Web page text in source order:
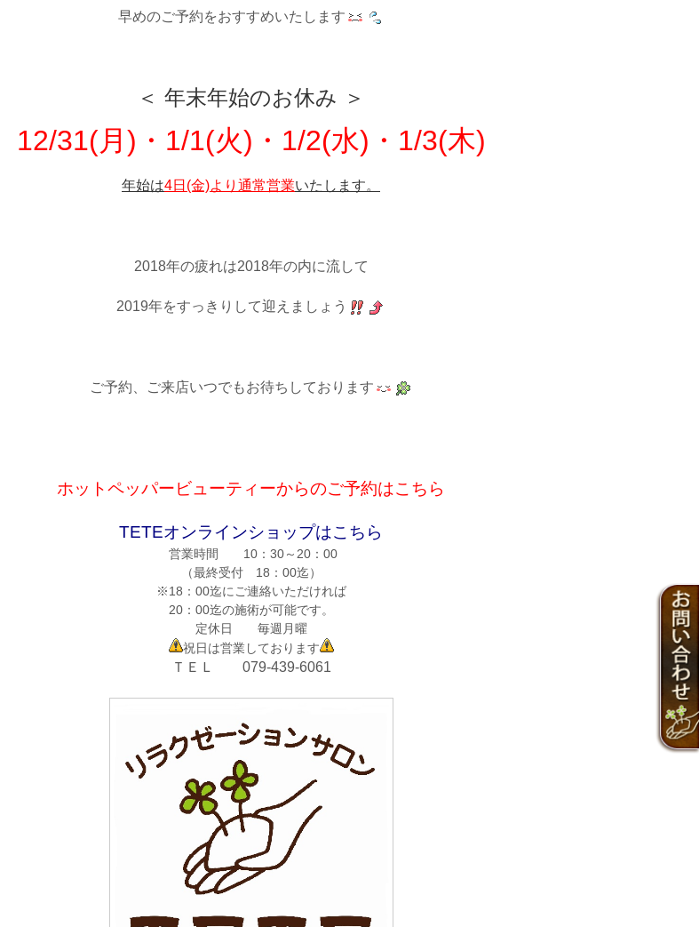
早めのご予約をおすすめいたします
＜ 年末年始のお休み ＞
12/31(月)・1/1(火)・1/2(水)・1/3(木)
年始は4日(金)より通常営業いたします。
2018年の疲れは2018年の内に流して
2019年をすっきりして迎えましょう
ご予約、ご来店いつでもお待ちしております
ホットペッパービューティーからのご予約はこちら
TETEオンラインショップはこちら
営業時間 10：30～20：00
（最終受付 18：00迄）
※18：00迄にご連絡いただければ
20：00迄の施術が可能です。
定休日 毎週 月曜
祝日は営業 しております
ＴＥＬ 079-439-6061